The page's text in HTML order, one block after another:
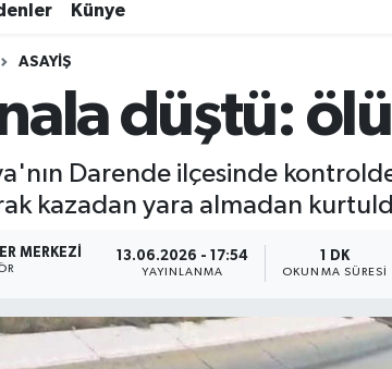
Künye
ASAYIŞ
düştü:
Darende ilçesinde
kazadan yara almadan
MERKEZI 13.06.2026 - 17:54
YAYINLANMA
1 DK
OKUNMA SÜRESI